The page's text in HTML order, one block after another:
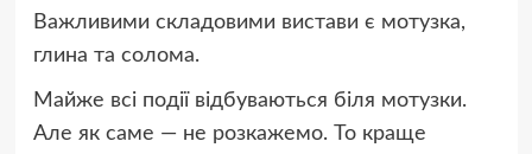
Важливими складовими вистави є мотузка,
глина та солома.
Майже всі події відбуваються біля мотузки.
Але як саме — не розкажемо. То краще